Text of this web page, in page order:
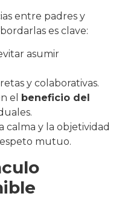
entre padres y
es clave:
asumir
y colaborativas.
el beneficio del
calma y la objetividad
mutuo.